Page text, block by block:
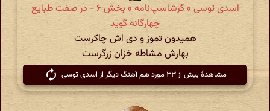
اسدی توسی » گرشاسپ‌نامه » بخش ۶ - در صفت طبایع
چهارگانه گوید
همیدون تموز و دی اش چاکرست
بهارش مشاطه خزان زرگرست
مشاهدهٔ بیش از ۳۳ مورد هم آهنگ دیگر از اسدی توسی